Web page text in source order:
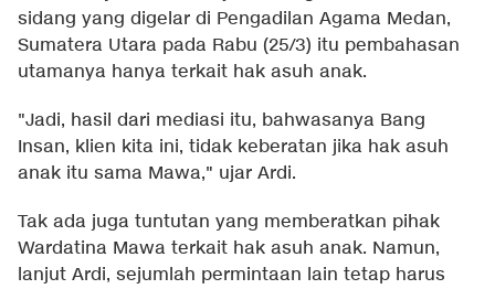
sidang yang digelar di Pengadilan Agama Medan,
Sumatera Utara pada Rabu (25/3) itu pembahasan
utamanya hanya terkait hak asuh anak.
"Jadi, hasil dari mediasi itu, bahwasanya Bang
Insan, klien kita ini, tidak keberatan jika hak asuh
anak itu sama Mawa," ujar Ardi.
Tak ada juga tuntutan yang memberatkan pihak
Wardatina Mawa terkait hak asuh anak. Namun,
lanjut Ardi, sejumlah permintaan lain tetap harus